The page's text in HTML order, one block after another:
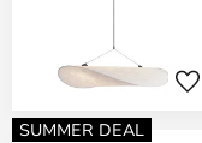
SUMMER DEAL